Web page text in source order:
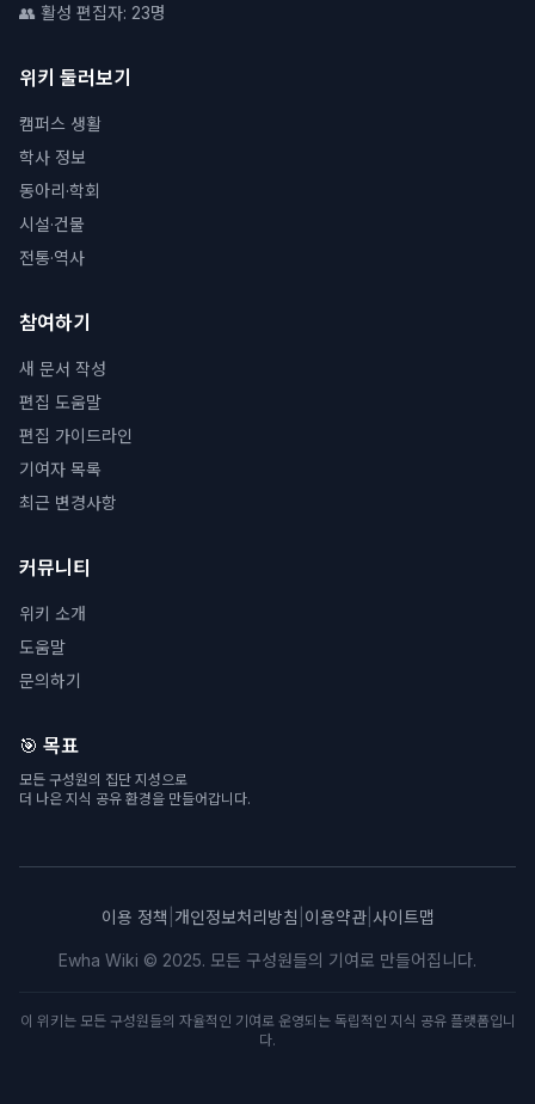
👥 활성 편집자: 23명
위키 둘러보기
캠퍼스 생활
학사 정보
동아리·학회
시설·건물
전통·역사
참여하기
새 문서 작성
편집 도움말
편집 가이드라인
기여자 목록
최근 변경사항
커뮤니티
위키 소개
도움말
문의하기
🎯 목표
모든 구성원의 집단 지성으로
더 나은 지식 공유 환경을 만들어갑니다.
이용 정책 개인정보처리방침 이용약관| 사이트맵
Ewha Wiki © 2025. 모든 구성원들의 기여로 만들어집니다.
이 위키는 모든 구성원들의 자율적인 기여로 운영되는 독립적인 지식 공유 플랫폼입니
다.